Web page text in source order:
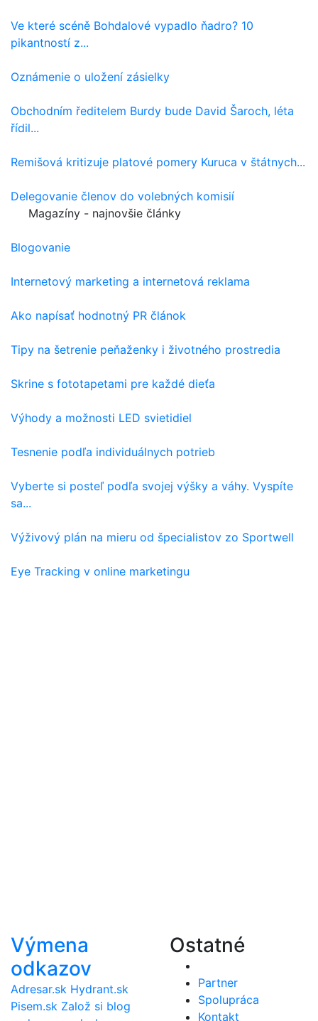
Ve které scéně Bohdalové vypadlo ňadro? 10
pikantností z...
Oznámenie o uložení zásielky
Obchodním ředitelem Burdy bude David Šaroch, léta
řídil...
Remišová kritizuje platové pomery Kuruca v štátnych...
Delegovanie členov do volebných komisií
Magazíny - najnovšie články
Blogovanie
Internetový marketing a internetová reklama
Ako napísať hodnotný PR článok
Tipy na šetrenie peňaženky i životného prostredia
Skrine s fototapetami pre každé dieťa
Výhody a možnosti LED svietidiel
Tesnenie podľa individuálnych potrieb
Vyberte si posteľ podľa svojej výšky a váhy. Vyspíte
sa...
Výživový plán na mieru od špecialistov zo Sportwell
Eye Tracking v online marketingu
Výmena
odkazov
Adresar.sk Hydrant.sk
Pisem.sk Založ si blog
Ostatné
Partner
Spolupráca
Kontakt